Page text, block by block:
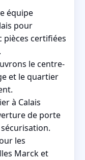
équipe
pour
pièces certifiées
le centre-
et le quartier
à Calais
de porte
les
Marck et